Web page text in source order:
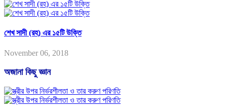
শেখ সাদী (রহ) এর ১৫টি উক্তি
November 06, 2018
অজানা কিছু জ্ঞান